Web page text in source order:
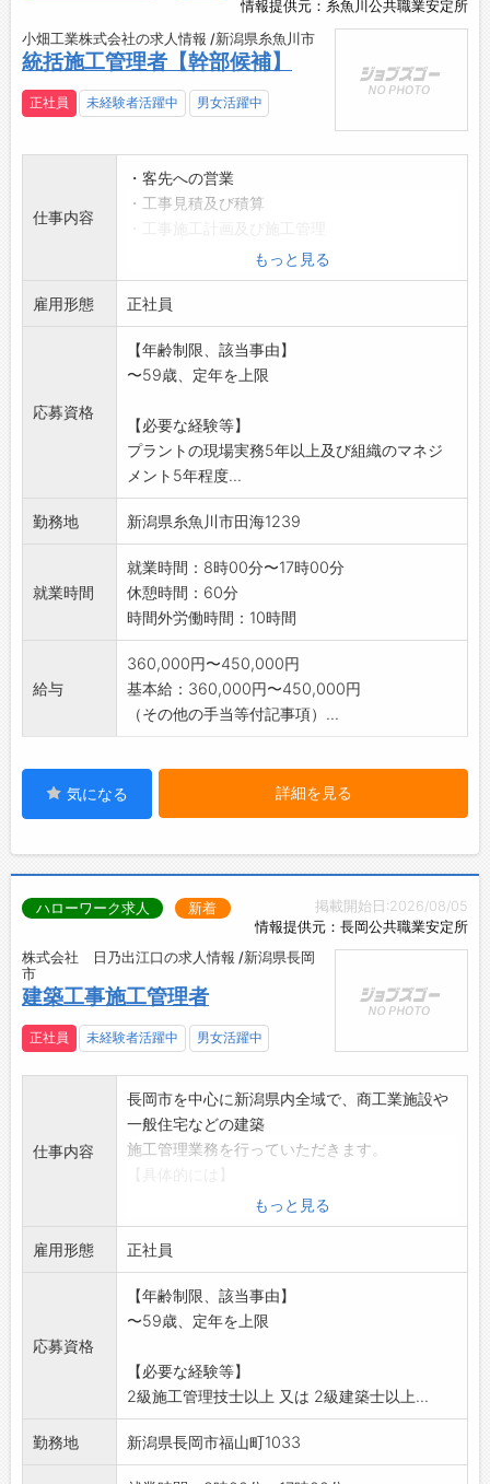
情報提供元：糸魚川公共職業安定所
小畑工業株式会社の求人情報 /新潟県糸魚川市
統括施工管理者【幹部候補】
正社員 未経験者活躍中 男女活躍中
仕事内容
・客先への営業
・工事見積及び積算
・請負工事管理
・発注管理
・施工品質管理
・勤怠及び労務管理
・人事マネジメント
『変更範囲:会社の定める就業範囲内』
管工事施工管理技士1級・2級有資格者は更に優
遇します。
もっと見る
雇用形態 正社員
応募資格
【年齢制限、該当事由】
〜59歳、定年を上限
【必要な経験等】
プラントの現場実務5年以上及び組織のマネジ
メント5年程度...
勤務地 新潟県糸魚川市田海1239
就業時間
就業時間：8時00分〜17時00分
休憩時間：60分
時間外労働時間：10時間
給与
360,000円〜450,000円
基本給：360,000円〜450,000円
（その他の手当等付記事項）...
気になる 詳細を見る
掲載開始日:2026/08/05
情報提供元：長岡公共職業安定所
ハローワーク求人 新着
株式会社 日乃出江口の求人情報 /新潟県長岡
市
建築工事施工管理者
正社員 未経験者活躍中 男女活躍中
仕事内容
長岡市を中心に新潟県内全域で、商工業施設や
一般住宅などの建築
施工管理業務を行っていただきます。
◆施工管理(作業工程・内容の確認、現場協力業
者への指示・安全
管理など)
◆見積作業(積算、見積書作成、CADでの図面作
成など)
◆発注業務(見積りに基づいた発注作業および確
◆品質管理、安全管理 など
※入社後は、経験に応じて、大小各工事の施工
管理者として勤務し
ていただきます。エリアは長岡市を中心に、県
もっと見る
雇用形態 正社員
応募資格
【年齢制限、該当事由】
〜59歳、定年を上限
【必要な経験等】
2級施工管理技士以上 又は 2級建築士以上...
勤務地 新潟県長岡市福山町1033